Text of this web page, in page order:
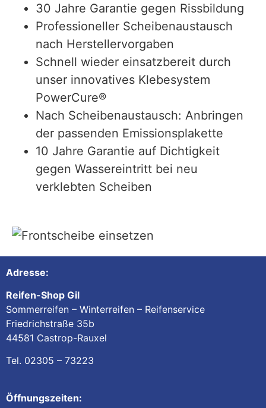
30 Jahre Garantie gegen Rissbildung
Professioneller Scheibenaustausch
nach Herstellervorgaben
Schnell wieder einsatzbereit durch
unser innovatives Klebesystem
PowerCure®
Nach Scheibenaustausch: Anbringen
der passenden Emissionsplakette
10 Jahre Garantie auf Dichtigkeit
gegen Wassereintritt bei neu
verklebten Scheiben
Adresse:
Reifen-Shop Gil
Sommerreifen – Winterreifen – Reifenservice
Friedrichstraße 35b
44581 Castrop-Rauxel
Tel. 02305 – 73223
Öffnungszeiten: